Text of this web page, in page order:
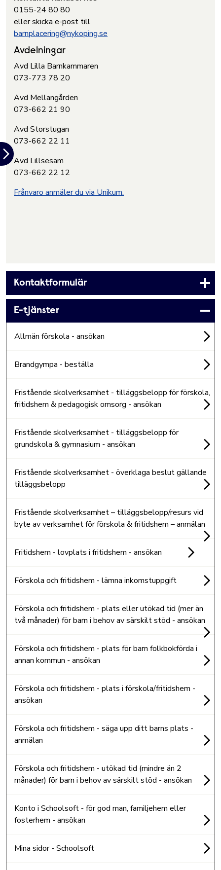
0155-24 80 80
eller skicka e-post till
barnplacering@nykoping.se
Avdelningar
Avd Lilla Barnkammaren
073-773 78 20
Avd Mellangården
073-662 21 90
Avd Storstugan
073-662 22 11
Avd Lillsesam
073-662 22 12
Frånvaro anmäler du via Unikum.
Kontaktformulär
E-tjänster
Allmän förskola - ansökan
Brandgympa - beställa
Fristående skolverksamhet - tilläggsbelopp för förskola,
fritidshem & pedagogisk omsorg - ansökan
Fristående skolverksamhet - tilläggsbelopp för
grundskola & gymnasium - ansökan
Fristående skolverksamhet - överklaga beslut gällande
tilläggsbelopp
Fristående skolverksamhet – tilläggsbelopp/resurs vid
byte av verksamhet för förskola & fritidshem – anmälan
Fritidshem - lovplats i fritidshem - ansökan
Förskola och fritidshem - lämna inkomstuppgift
Förskola och fritidshem - plats eller utökad tid (mer än
två månader) för barn i behov av särskilt stöd - ansökan
Förskola och fritidshem - plats för barn folkbokförda i
annan kommun - ansökan
Förskola och fritidshem - plats i förskola/fritidshem -
ansökan
Förskola och fritidshem - säga upp ditt barns plats -
anmälan
Förskola och fritidshem - utökad tid (mindre än 2
månader) för barn i behov av särskilt stöd - ansökan
Konto i Schoolsoft - för god man, familjehem eller
fosterhem - ansökan
Mina sidor - Schoolsoft